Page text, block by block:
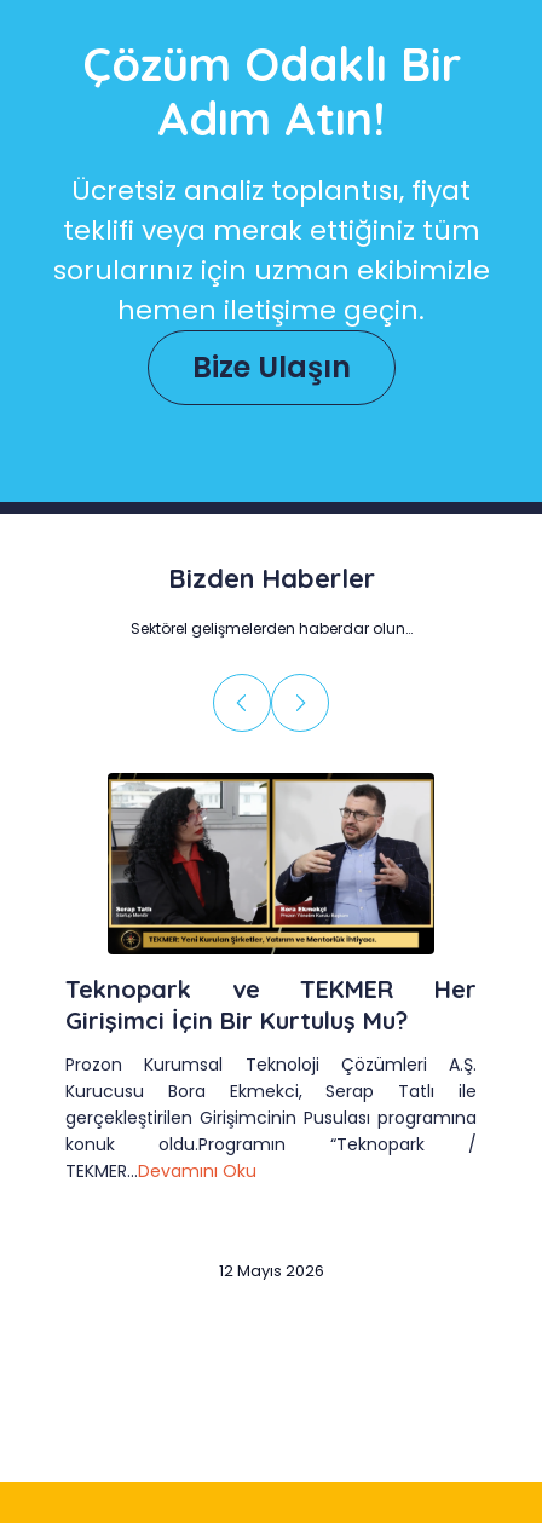
Çözüm Odaklı Bir
Adım Atın!
Ücretsiz analiz toplantısı, fiyat
teklifi veya merak ettiğiniz tüm
sorularınız için uzman ekibimizle
hemen iletişime geçin.
Bize Ulaşın
Bizden Haberler
Sektörel gelişmelerden haberdar olun…
Teknopark ve TEKMER Her
Girişimci İçin Bir Kurtuluş Mu?
Prozon Kurumsal Teknoloji Çözümleri A.Ş.
Kurucusu Bora Ekmekci, Serap Tatlı ile
gerçekleştirilen Girişimcinin Pusulası programına
konuk oldu.Programın “Teknopark /
TEKMER...Devamını Oku
12 Mayıs 2026